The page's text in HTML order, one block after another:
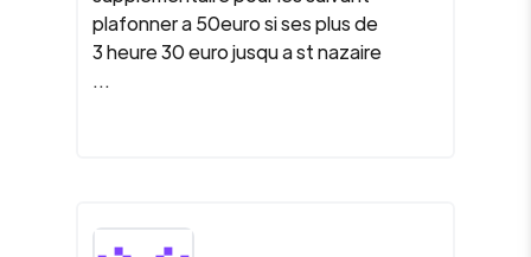
plafonner a 50euro si ses plus de
3 heure 30 euro jusqu a st nazaire
...